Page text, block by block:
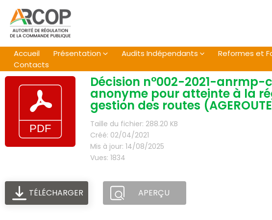
contenu
Accueil Présentation Audits Indépendants Reformes et
Contacts
Décision n°002-2021-anrmp-
anonyme pour atteinte à la
gestion des routes
Taille du fichier: 288.20 KB
Créé: 02/04/2021
Mis à jour: 14/08/2025
Vues: 1834
TÉLÉCHARGER APERÇU